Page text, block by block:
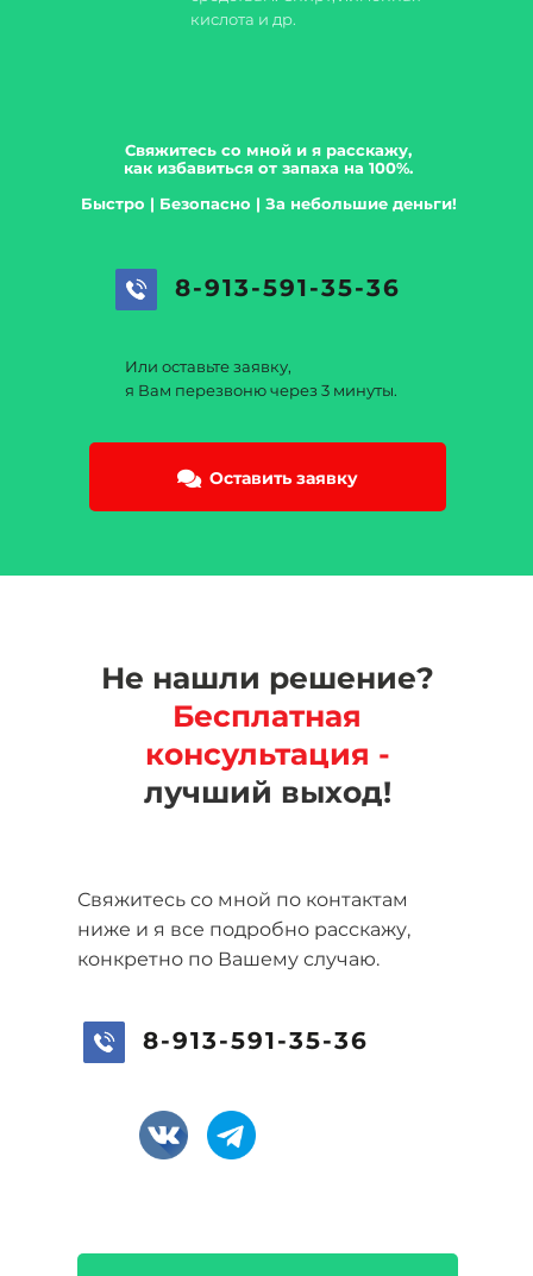
Оставить заявку
Или оставьте заявку,
я Вам перезвоню через 3 минуты.
Свяжитесь со мной и я расскажу,
как избавиться от запаха на 100%.
Быстро | Безопасно | За небольшие деньги!
8-913-591-35-36
кислота и др.
Не нашли решение?
Бесплатная
консультация -
лучший выход!
Свяжитесь со мной по контактам
ниже и я все подробно расскажу,
конкретно по Вашему случаю.
8-913-591-35-36